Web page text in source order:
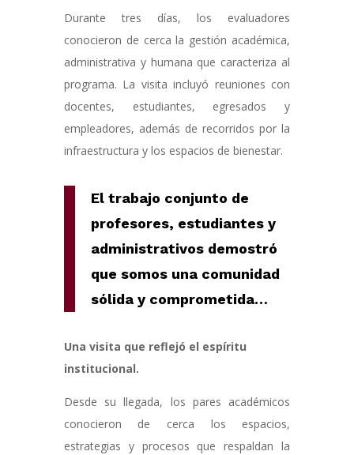
Durante tres días, los evaluadores
conocieron de cerca la gestión académica,
administrativa y humana que caracteriza al
programa. La visita incluyó reuniones con
docentes, estudiantes, egresados y
empleadores, además de recorridos por la
infraestructura y los espacios de bienestar.
El trabajo conjunto de
profesores, estudiantes y
administrativos demostró
que somos una comunidad
sólida y comprometida…
Una visita que reflejó el espíritu
institucional.
Desde su llegada, los pares académicos
conocieron de cerca los espacios,
estrategias y procesos que respaldan la